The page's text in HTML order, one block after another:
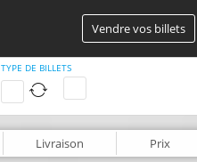
Vendre vos billets
TYPE DE BILLETS
Livraison Prix